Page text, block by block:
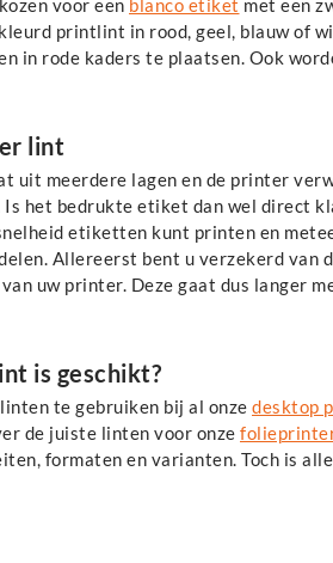
voor een blanco etiket met een
printlint in rood, geel, blauw of
in rode kaders te plaatsen. Ook
lint
uit meerdere lagen en de printer
het bedrukte etiket dan wel direct
etiketten kunt printen en
Allereerst bent u verzekerd van
uw printer. Deze gaat dus langer
is geschikt?
te gebruiken bij al onze desktop
de juiste linten voor onze
formaten en varianten. Toch is